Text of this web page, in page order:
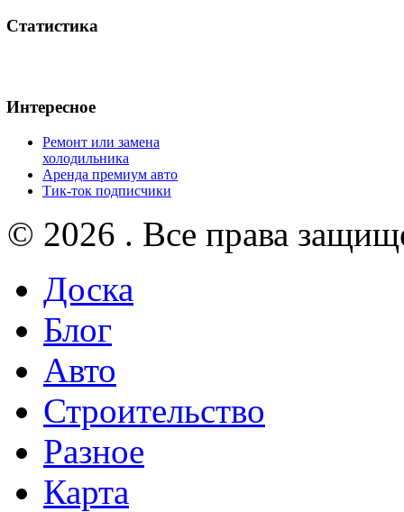
Статистика
Интересное
Ремонт или замена
холодильника
Аренда премиум авто
Тик-ток подписчики
© 2026 . Все права
Доска
Блог
Авто
Строительство
Разное
Карта